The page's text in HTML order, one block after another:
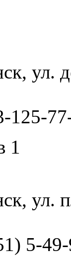
ул.
125-
1
ул.
5-